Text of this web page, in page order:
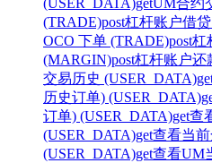
(USER_DATA)getUM合约
(TRADE)post杠杆账户借
OCO 下单 (TRADE)post杠
(MARGIN)post杠杆账户还
交易历史 (USER_DATA)
历史订单) (USER_DATA)
订单) (USER_DATA)get查
(USER_DATA)get查看当
(USER_DATA)get查看UM